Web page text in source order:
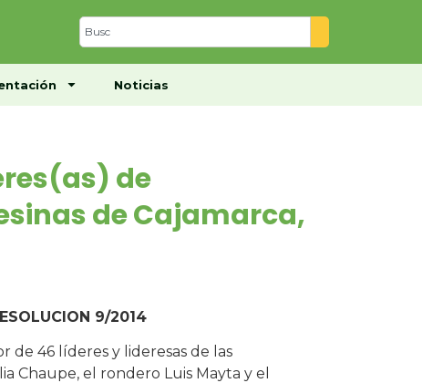
Noticias
Centro de Documentación Noticias
de
de Cajamarca,
9/2014
de 46 líderes y lideresas de las
Chaupe, el rondero Luis Mayta y el